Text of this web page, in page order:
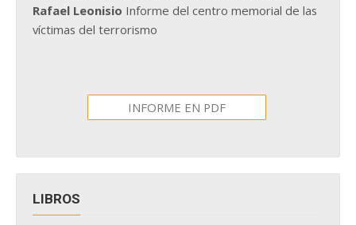
Rafael Leonisio Informe del centro memorial de las
víctimas del terrorismo
INFORME EN PDF
LIBROS